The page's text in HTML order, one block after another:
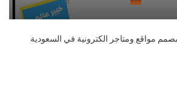
مواقع ومتاجر الكترونية في السعودية